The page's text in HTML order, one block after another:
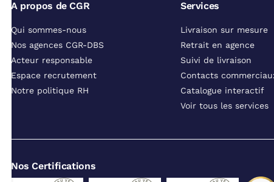
A propos de CGR
Qui sommes-nous
Nos agences CGR-DBS
Acteur responsable
Espace recrutement
Notre politique RH
Services
Livraison sur mesure
Retrait en agence
Suivi de livraison
Contacts
Catalogue interactif
Voir tous les services
Nos Certifications